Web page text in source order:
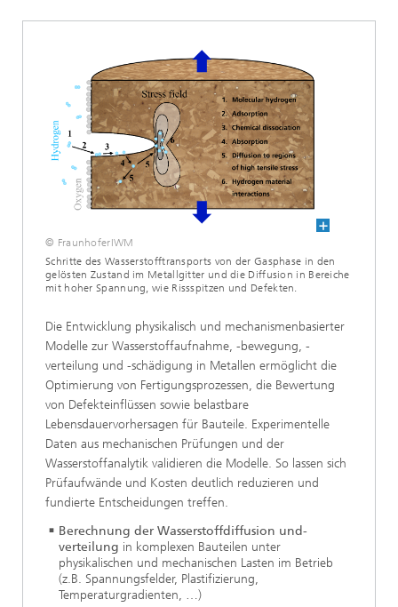
© FraunhoferIWM
Schritte des Wasserstofftransports von der Gasphase in den
gelösten Zustand im Metallgitter und die Diffusion in Bereiche
mit hoher Spannung, wie Rissspitzen und Defekten.
Die Entwicklung physikalisch und mechanismenbasierter
Modelle zur Wasserstoffaufnahme, -bewegung, -
verteilung und -schädigung in Metallen ermöglicht die
Optimierung von Fertigungsprozessen, die Bewertung
von Defekteinflüssen sowie belastbare
Lebensdauervorhersagen für Bauteile. Experimentelle
Daten aus mechanischen Prüfungen und der
Wasserstoffanalytik validieren die Modelle. So lassen sich
Prüfaufwände und Kosten deutlich reduzieren und
fundierte Entscheidungen treffen.
Berechnung der Wasserstoffdiffusion und-
verteilung in komplexen Bauteilen unter
physikalischen und mechanischen Lasten im Betrieb
(z.B. Spannungsfelder, Plastifizierung,
Temperaturgradienten, …)